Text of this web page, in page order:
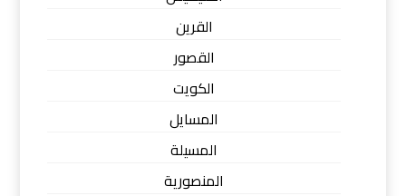
القرين
القصور
الكويت
المسايل
المسيلة
المنصورية